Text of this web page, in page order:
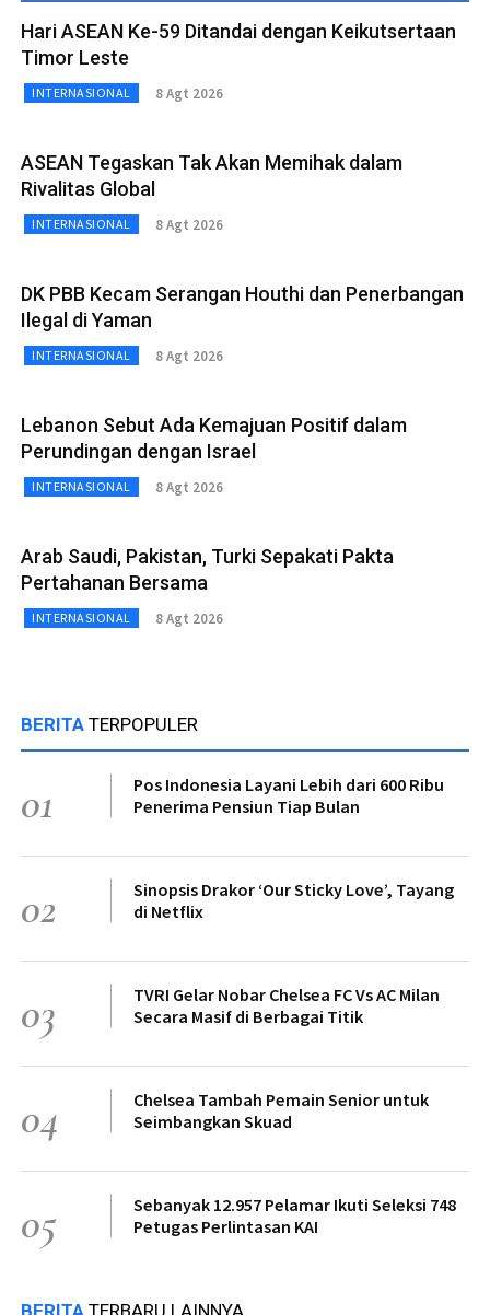
Hari ASEAN Ke-59 Ditandai dengan Keikutsertaan
Timor Leste
INTERNASIONAL 8 Agt 2026
ASEAN Tegaskan Tak Akan Memihak dalam
Rivalitas Global
INTERNASIONAL 8 Agt 2026
DK PBB Kecam Serangan Houthi dan Penerbangan
Ilegal di Yaman
INTERNASIONAL 8 Agt 2026
Lebanon Sebut Ada Kemajuan Positif dalam
Perundingan dengan Israel
INTERNASIONAL 8 Agt 2026
Arab Saudi, Pakistan, Turki Sepakati Pakta
Pertahanan Bersama
INTERNASIONAL 8 Agt 2026
BERITA TERPOPULER
01
Pos Indonesia Layani Lebih dari 600 Ribu
Penerima Pensiun Tiap Bulan
02
Sinopsis Drakor ‘Our Sticky Love’, Tayang
di Netflix
03
TVRI Gelar Nobar Chelsea FC Vs AC Milan
Secara Masif di Berbagai Titik
04
Chelsea Tambah Pemain Senior untuk
Seimbangkan Skuad
05
Sebanyak 12.957 Pelamar Ikuti Seleksi 748
Petugas Perlintasan KAI